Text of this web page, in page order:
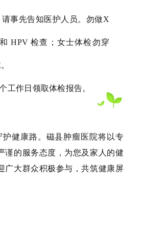
事先告知医护人员。勿做X
HPV 检查；女士体检勿穿
工作日领取体检报告。
健康路。磁县肿瘤医院将以专
谨的服务态度，为您及家人的健
广大群众积极参与，共筑健康屏